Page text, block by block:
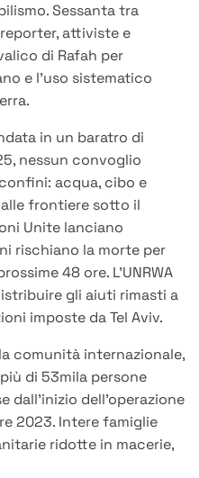
Sessanta tra
attiviste e
di Rafah per
e l’uso sistematico
in un baratro di
nessun convoglio
acqua, cibo e
frontiere sotto il
Unite lanciano
rischiano la morte per
48 ore. L’UNRWA
gli aiuti rimasti a
imposte da Tel Aviv.
comunità internazionale,
di 53mila persone
dall’inizio dell’operazione
2023. Intere famiglie
ridotte in macerie,